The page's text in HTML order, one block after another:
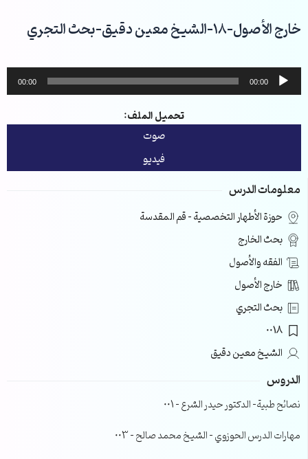
المحتوى
خارج الأصول-18-الشيخ معين دقيق-بحث التجري
مشغل
الصوت
00:00
00:00
تحميل الملف:
صوت
فيديو
معلومات الدرس
حوزة الأطهار التخصصية – قم المقدسة
بحث الخارج
الفقه والأصول
خارج الأصول
بحث التجري
0018
الشيخ معين دقيق
الدروس
نصائح طبية- الدكتور حيدر الشرع – 001
مهارات الدرس الحوزوي – الشيخ محمد صالح – 003